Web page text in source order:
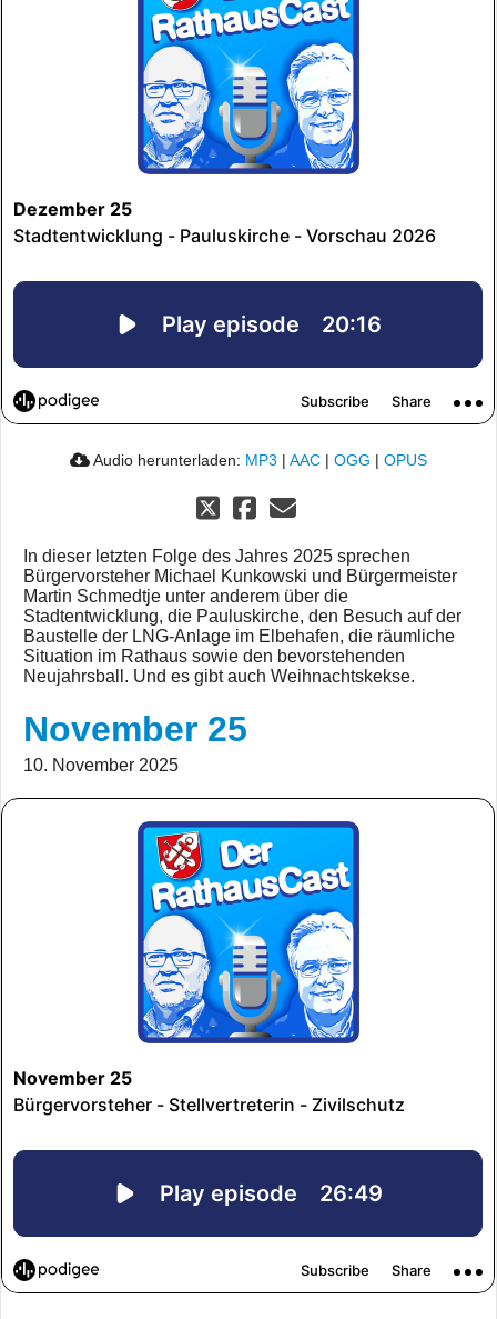
Audio herunterladen: MP3 | AAC | OGG | OPUS
In dieser letzten Folge des Jahres 2025 sprechen
Bürgervorsteher Michael Kunkowski und Bürgermeister
Martin Schmedtje unter anderem über die
Stadtentwicklung, die Pauluskirche, den Besuch auf der
Baustelle der LNG-Anlage im Elbehafen, die räumliche
Situation im Rathaus sowie den bevorstehenden
Neujahrsball. Und es gibt auch Weihnachtskekse.
November 25
10. November 2025